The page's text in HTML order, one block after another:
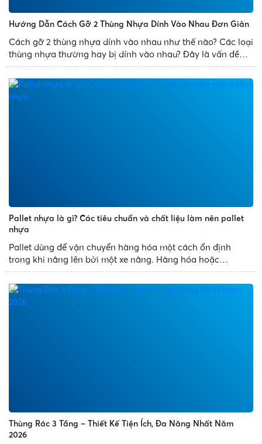
Hướng Dẫn Cách Gỡ 2 Thùng Nhựa Dính Vào Nhau Đơn Giản
Cách gỡ 2 thùng nhựa dính vào nhau như thế nào? Các loại
thùng nhựa thường hay bị dính vào nhau? Đây là vấn đề
thường gặp phải của mọi người. Để giúp bạn xử lý sự cố
trên một cách dễ dàng, Nhựa Phát Thành chia sẻ bài...
Pallet nhựa là gì? Các tiêu chuẩn và chất liệu làm nên pallet
nhựa
Pallet dùng để vận chuyển hàng hóa một cách ổn định
trong khi nâng lên bởi một xe nâng. Hàng hóa hoặc
container vận chuyển thường được đặt trên pallet được
đảm bảo khi vận chuyển. Kể từ khi pallet được ra đời, việc
sử dụng nó thay thế...
Thùng Rác 3 Tầng – Thiết Kế Tiện Ích, Đa Năng Nhất Năm
2026